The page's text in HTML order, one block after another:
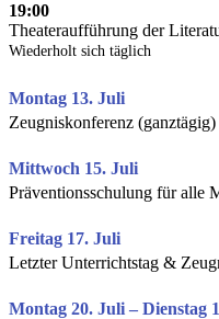
19:00
Theateraufführung der
Wiederholt sich täglich
Montag 13. Juli
Zeugniskonferenz (ganztägig)
Mittwoch 15. Juli
Präventionsschulung für alle
Freitag 17. Juli
Letzter Unterrichtstag &
Montag 20. Juli – Dienstag